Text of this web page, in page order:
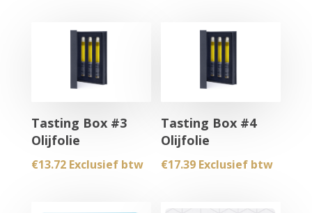
Tasting Box #3
Olijfolie
€13.72 Exclusief btw
Tasting Box #4
Olijfolie
€17.39 Exclusief btw